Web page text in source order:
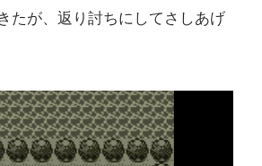
たが、返り討ちにしてさしあげ